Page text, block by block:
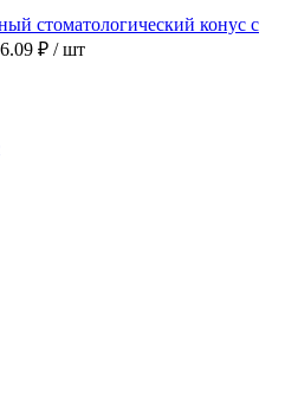
стоматологический конус с
₽ / шт